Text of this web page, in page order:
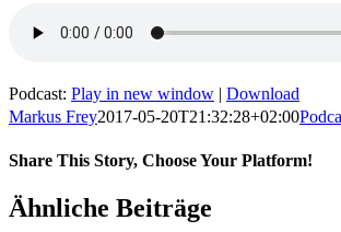
Podcast: Play in new window | Download
Markus Frey2017-05-20T21:32:28+02:00
Share This Story, Choose Your Platform!
Ähnliche Beiträge